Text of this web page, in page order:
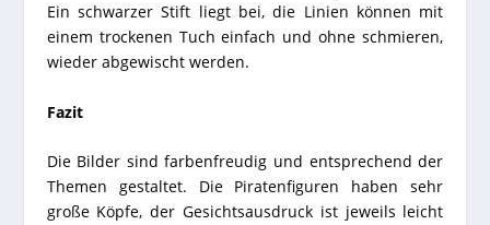
Ein schwarzer Stift liegt bei, die Linien können mit
einem trockenen Tuch einfach und ohne schmieren,
wieder abgewischt werden.
Fazit
Die Bilder sind farbenfreudig und entsprechend der
Themen gestaltet. Die Piratenfiguren haben sehr
große Köpfe, der Gesichtsausdruck ist jeweils leicht